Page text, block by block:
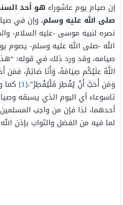
إن صيام يوم عاشوراء هو أحد
صلى الله عليه وسلم، وإن في
نصره لنبيه موسى -عليه السلام-
الله -صلى الله عليه وسلم- يصوم
صيامه، وقد ورد ذلك في قوله:
اللَّهُ علَيْكُم صِيَامَهُ، وَأَنَا صَائِمٌ،
وَمَن أَحَبَّ أَنْ يُفْطِرَ فَلْيُفْطِرْ”،[1]
كما
تاسوعاء أي اليوم الذي يسبقه
أحدهما، لذا فإن من واجب
لما فيه من الفضل والثواب بإذن